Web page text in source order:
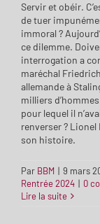
Servir et obéir.
de tuer
immoral ?
ce dilemme.
interrogation a
maréchal
allemande à
milliers
pour lequel il
renverser ? Lionel
son histoire.
Par BBM | 9 mars
Rentrée 2024 | 0
Lire la suite